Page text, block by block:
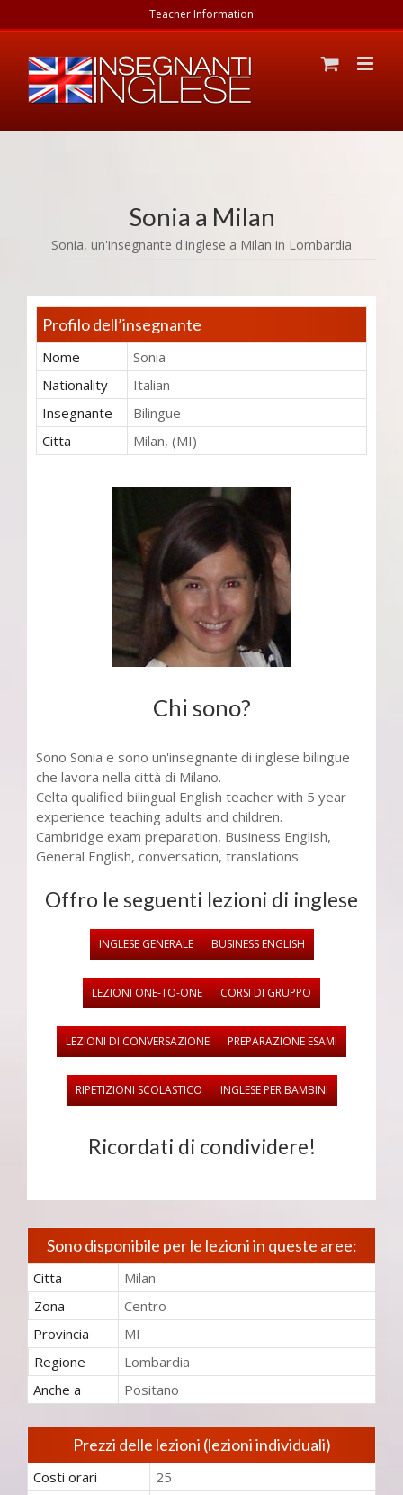
Teacher Information
Sonia a Milan
Sonia, un'insegnante d'inglese a Milan in Lombardia
Profilo dell’insegnante
Nome
Sonia
Nationality
Italian
Insegnante
Bilingue
Citta
Milan, (MI)
Chi sono?
Sono Sonia e sono un'insegnante di inglese bilingue
che lavora nella città di Milano.
Celta qualified bilingual English teacher with 5 year
experience teaching adults and children.
Cambridge exam preparation, Business English,
General English, conversation, translations.
Offro le seguenti lezioni di inglese
INGLESE GENERALE BUSINESS ENGLISH
LEZIONI ONE-TO-ONE CORSI DI GRUPPO
LEZIONI DI CONVERSAZIONE PREPARAZIONE ESAMI
RIPETIZIONI SCOLASTICO INGLESE PER BAMBINI
Ricordati di condividere!
Sono disponibile per le lezioni in queste aree:
Citta
Milan
Zona
Centro
Provincia
MI
Regione
Lombardia
Anche a
Positano
Prezzi delle lezioni (lezioni individuali)
Costi orari
25